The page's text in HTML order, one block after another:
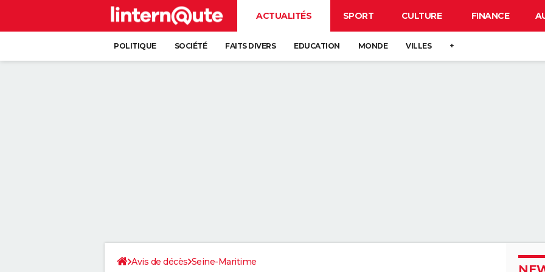
ACTUALITÉS SPORT CULTURE FINANCE
POLITIQUE SOCIÉTÉ FAITS DIVERS EDUCATION MONDE VILLES +
Avis de décès Seine-Maritime